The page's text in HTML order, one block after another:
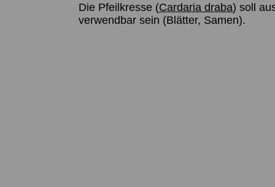
Die Pfeilkresse (Cardaria draba) soll
verwendbar sein (Blätter, Samen).